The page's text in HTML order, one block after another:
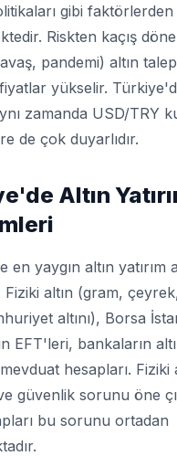
gibi
Riskten kaçış
pandemi) altın
yükselir.
zamanda USD/TRY
de çok duyarlıdır.
Altın
en yaygın altın yatırım
Fiziki altın (gram,
altını), Borsa
EFT'leri, bankaların
hesapları. Fiziki
güvenlik sorunu öne
bu sorunu ortadan